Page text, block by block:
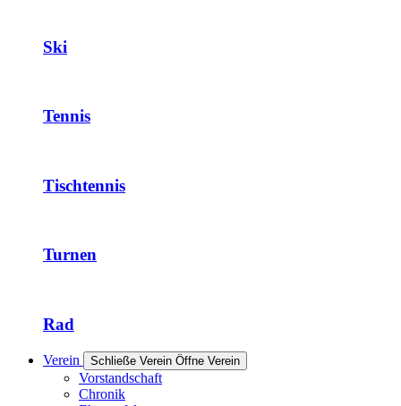
Ski
Tennis
Tischtennis
Turnen
Rad
Verein Schließe Verein Öffne Verein
Vorstandschaft
Chronik